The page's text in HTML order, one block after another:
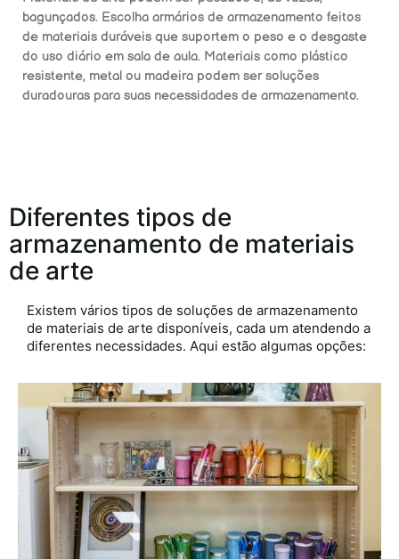
bagunçados. Escolha armários de armazenamento feitos
de materiais duráveis que suportem o peso e o desgaste
do uso diário em sala de aula. Materiais como plástico
resistente, metal ou madeira podem ser soluções
duradouras para suas necessidades de armazenamento.
Diferentes tipos de
armazenamento de materiais
de arte
Existem vários tipos de soluções de armazenamento
de materiais de arte disponíveis, cada um atendendo a
diferentes necessidades. Aqui estão algumas opções: